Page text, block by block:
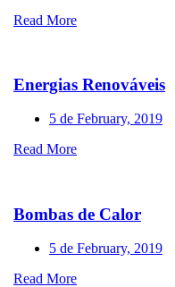
Read More
Energias Renováveis
5 de February, 2019
Read More
Bombas de Calor
5 de February, 2019
Read More